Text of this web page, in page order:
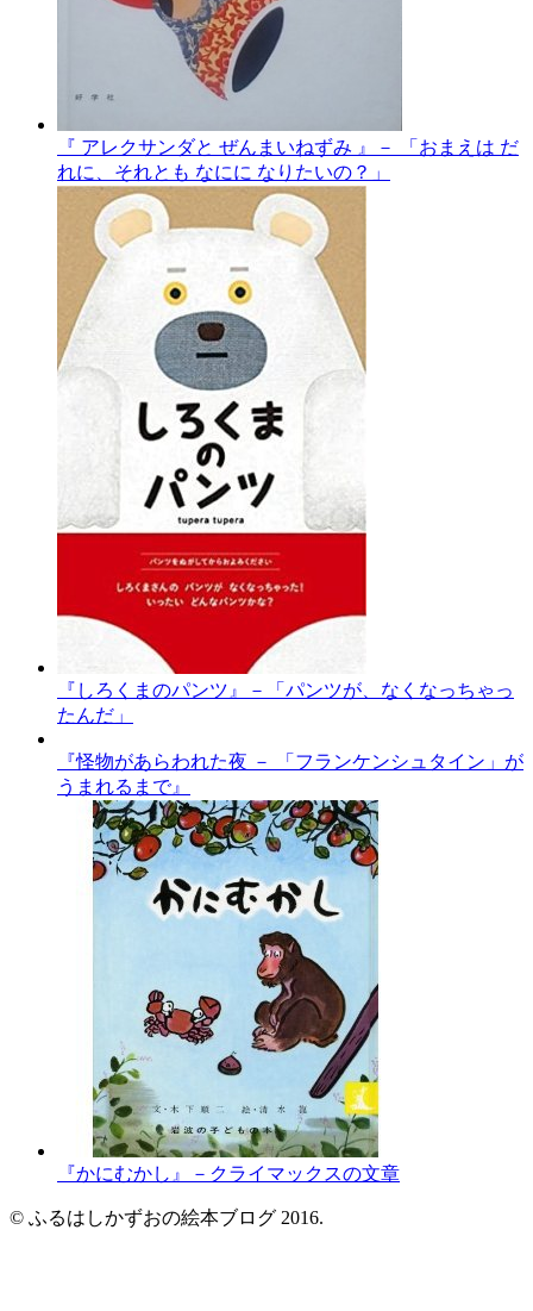
『 アレクサンダと ぜんまいねずみ 』－ 「おまえは だ
れに、それとも なにに なりたいの？」
『しろくまのパンツ』－「パンツが、なくなっちゃっ
たんだ」
『怪物があらわれた夜 － 「フランケンシュタイン」が
うまれるまで』
『かにむかし』－クライマックスの文章
© ふるはしかずおの絵本ブログ 2016.